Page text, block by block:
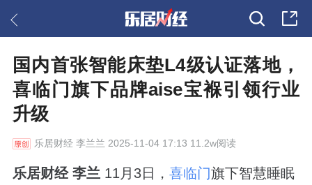
国内首张智能床垫L4级认证落地，
喜临门旗下品牌aise宝褓引领行业
升级
乐居财经李兰兰 2025-11-04 17:13 11.2w阅读
乐居财经 李兰 11月3日， 喜临门旗下智慧睡眠